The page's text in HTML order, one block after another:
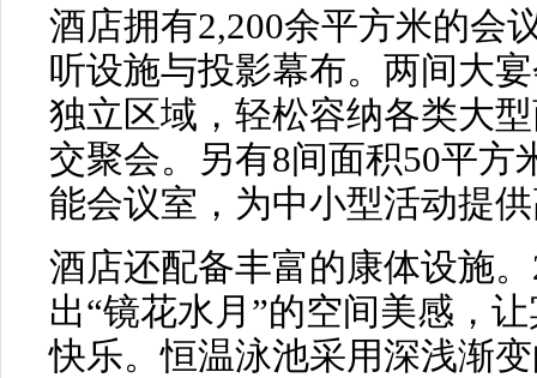
酒店拥有2,200余平方米的会
听设施与投影幕布。两间大
独立区域，轻松容纳各类大
交聚会。另有8间面积50平方
能会议室，为中小型活动提
酒店还配备丰富的康体设施
出“镜花水月”的空间美感，
快乐。恒温泳池采用深浅渐